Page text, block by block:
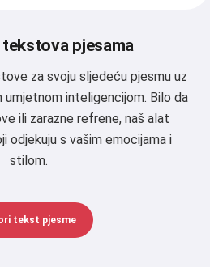
pjesama
za svoju sljedeću pjesmu uz
inteligencijom. Bilo da
ili zarazne refrene, naš alat
odjekuju s vašim emocijama i
stilom.
tekst pjesme